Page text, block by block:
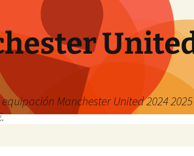
Manchester United 2024